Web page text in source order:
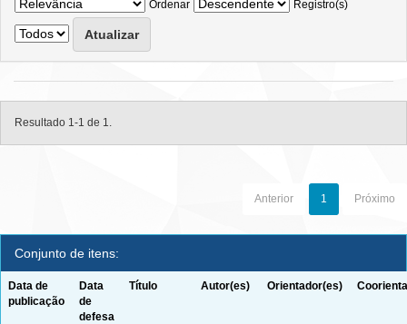
Ordenar
Registro(s)
Resultado 1-1 de 1.
Anterior 1 Próximo
Conjunto de itens:
Data de
publicação
Data
de
defesa
Título Autor(es) Orientador(es)